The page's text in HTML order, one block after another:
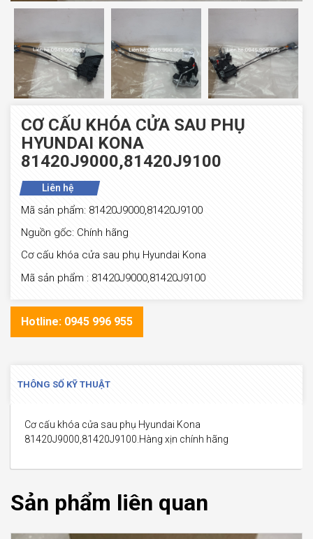
CƠ CẤU KHÓA CỬA SAU PHỤ
HYUNDAI KONA
81420J9000,81420J9100
Liên hệ
Mã sản phẩm: 81420J9000,81420J9100
Nguồn gốc: Chính hãng
Cơ cấu khóa cửa sau phụ Hyundai Kona
Mã sản phẩm : 81420J9000,81420J9100
Hotline: 0945 996 955
THÔNG SỐ KỸ THUẬT
Cơ cấu khóa cửa sau phụ Hyundai Kona
81420J9000,81420J9100.Hàng xịn chính hãng
Sản phẩm liên quan